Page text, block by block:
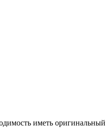
иметь оригинальный